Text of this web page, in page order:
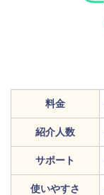
料金
紹介人数
サポート
使いやすさ